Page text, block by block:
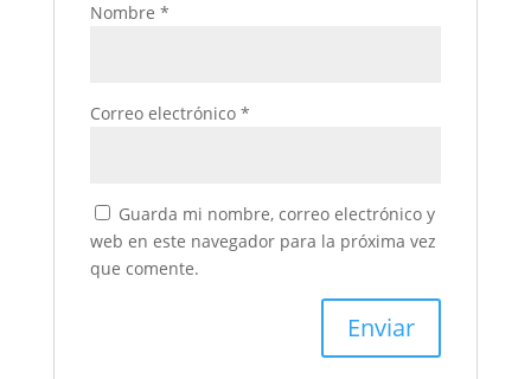
Nombre *
Correo electrónico *
Guarda mi nombre, correo electrónico y
web en este navegador para la próxima vez
que comente.